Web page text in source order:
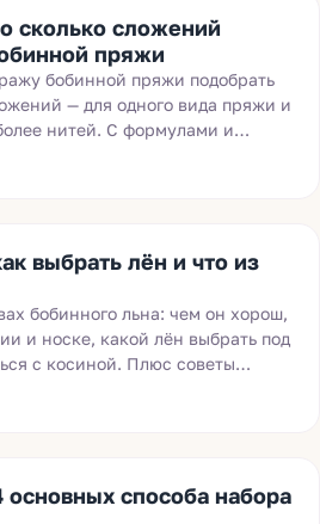
сколько сложений
пряжи
бобинной пряжи подобрать
— для одного вида пряжи и
нитей. С формулами и
выбрать лён и что из
бобинного льна: чем он хорош,
и носке, какой лён выбрать под
с косиной. Плюс советы
артикулов.
способа набора